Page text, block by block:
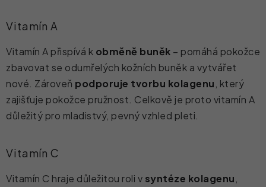
Vitamín A
Vitamín A přispívá k obměně buněk – pomáhá pokožce
zbavovat se odumřelých kožních buněk a vytvářet
nové. Zároveň podporuje tvorbu kolagenu , který
zajišťuje pokožce pružnost. Celkově je proto vitamín A
důležitý pro mladistvý, pevný vzhled pleti.
Vitamín C
Vitamín C hraje důležitou roli v syntéze kolagenu